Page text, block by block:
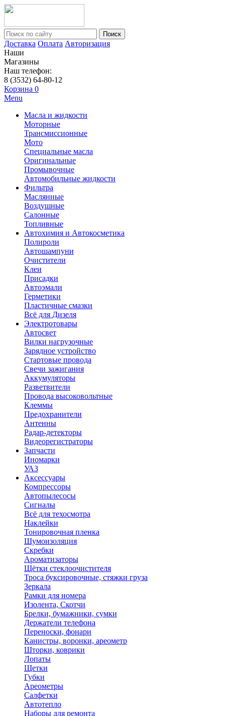
Поиск
Доставка Оплата Авторизация
Наши
Магазины
Наш телефон:
8 (3532) 64-80-12
Корзина 0
Menu
Масла и жидкости
Моторные
Трансмиссионные
Мото
Специальные масла
Оригинальные
Промывочные
Автомобильные жидкости
Фильтра
Маслянные
Воздушные
Салонные
Топливные
Автохимия и Автокосметика
Полироли
Автошампуни
Очистители
Клеи
Присадки
Автоэмали
Герметики
Пластичные смазки
Всё для Дизеля
Электротовары
Автосвет
Вилки нагрузочные
Зарядное устройство
Стартовые провода
Свечи зажигания
Аккумуляторы
Разветвители
Провода высоковольтные
Клеммы
Предохранители
Антенны
Радар-детекторы
Видеорегистраторы
Запчасти
Иномарки
УАЗ
Аксесcуары
Компрессоры
Автопылесосы
Сигналы
Всё для техосмотра
Наклейки
Тонировочная пленка
Шумоизоляция
Скребки
Ароматизаторы
Щётки стеклоочистителя
Троса буксировочные, стяжки груза
Зеркала
Рамки для номера
Изолента, Скотчи
Брелки, бумажники, сумки
Держатели телефона
Переноски, фонари
Канистры, воронки, ареометр
Шторки, коврики
Лопаты
Щетки
Губки
Ареометры
Салфетки
Автотепло
Наборы для ремонта